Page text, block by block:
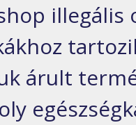
illegális
árult